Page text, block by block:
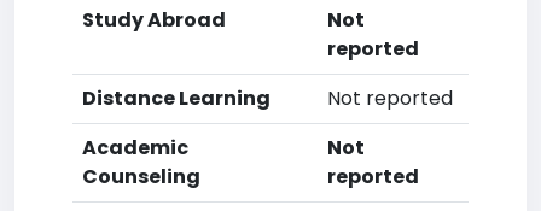
Study Abroad
Not
reported
Distance Learning
Not reported
Academic
Counseling
Not
reported